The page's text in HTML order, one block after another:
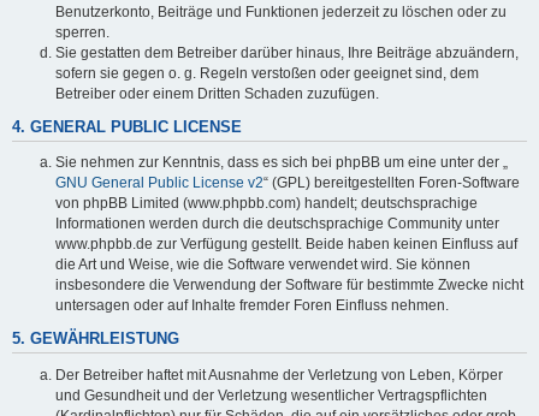
Benutzerkonto, Beiträge und Funktionen jederzeit zu löschen oder zu
sperren.
Sie gestatten dem Betreiber darüber hinaus, Ihre Beiträge abzuändern,
sofern sie gegen o. g. Regeln verstoßen oder geeignet sind, dem
Betreiber oder einem Dritten Schaden zuzufügen.
4. GENERAL PUBLIC LICENSE
Sie nehmen zur Kenntnis, dass es sich bei phpBB um eine unter der „
GNU General Public License v2“ (GPL) bereitgestellten Foren-Software
von phpBB Limited (www.phpbb.com) handelt; deutschsprachige
Informationen werden durch die deutschsprachige Community unter
www.phpbb.de zur Verfügung gestellt. Beide haben keinen Einfluss auf
die Art und Weise, wie die Software verwendet wird. Sie können
insbesondere die Verwendung der Software für bestimmte Zwecke nicht
untersagen oder auf Inhalte fremder Foren Einfluss nehmen.
5. GEWÄHRLEISTUNG
Der Betreiber haftet mit Ausnahme der Verletzung von Leben, Körper
und Gesundheit und der Verletzung wesentlicher Vertragspflichten